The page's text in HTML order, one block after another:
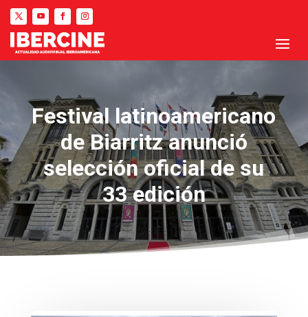
Festival latinoamericano
de Biarritz anunció
selección oficial de su
33 edición